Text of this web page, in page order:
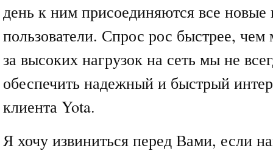
день к ним присоединяются все новые
пользователи. Спрос рос быстрее,
за высоких нагрузок на сеть мы не
обеспечить надежный и быстрый
клиента Yota.
Я хочу извиниться перед Вами, если